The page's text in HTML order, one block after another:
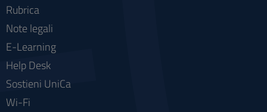
Rubrica
Note legali
E-Learning
Help Desk
Sostieni UniCa
Wi-Fi